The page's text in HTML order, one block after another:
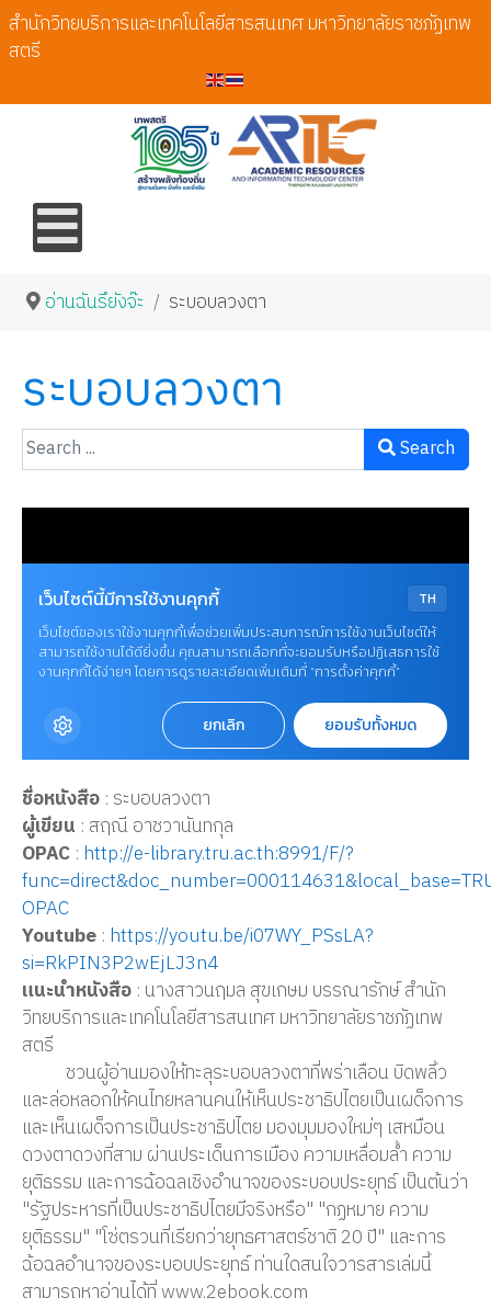
สำนักวิทยบริการและเทคโนโลยีสารสนเทศ มหาวิทยาลัยราชภัฏเทพ
สตรี
อ่านฉันรึยังจ๊ะ ระบอบลวงตา
ระบอบลวงตา
Search
ชื่อหนังสือ : ระบอบลวงตา
ผู้เขียน : สฤณี อาชวานันทกุล
OPAC : http://e-library.tru.ac.th:8991/F/?
OPAC
Youtube : https://youtu.be/i07WY_PSsLA?
si=RkPIN3P2wEjLJ3n4
แนะนำหนังสือ : นางสาวนฤมล สุขเกษม บรรณารักษ์ สำนัก
วิทยบริการและเทคโนโลยีสารสนเทศ มหาวิทยาลัยราชภัฏเทพ
สตรี
ชวนผู้อ่านมองให้ทะลุระบอบลวงตาที่พร่าเลือน บิดพลิ้ว
และล่อหลอกให้คนไทยหลานคนให้เห็นประชาธิปไตยเป็นเผด็จการ
และเห็นเผด็จการเป็นประชาธิปไตย มองมุมมองใหม่ๆ เสหมือน
ดวงตาดวงที่สาม ผ่านประเด็นการเมือง ความเหลื่อมล้ำ ความ
ยุติธรรม และการฉ้อฉลเชิงอำนาจของระบอบประยุทธ์ เป็นต้นว่า
"รัฐประหารที่เป็นประชาธิปไตยมีจริงหรือ" "กฏหมาย ความ
ยุติธรรม" "โซ่ตรวนที่เรียกว่ายุทธศาสตร์ชาติ 20 ปี" และการ
ฉ้อฉลอำนาจของระบอบประยุทธ์ ท่านใดสนใจวารสารเล่มนี้
สามารถหาอ่านได้ที่ www.2ebook.com